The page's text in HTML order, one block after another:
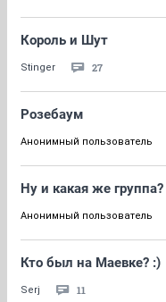
Король и Шут
Stinger 27
Розебаум
Анонимный пользователь
Ну и какая же группа?
Анонимный пользователь
Кто был на Маевке? :)
Serj 11